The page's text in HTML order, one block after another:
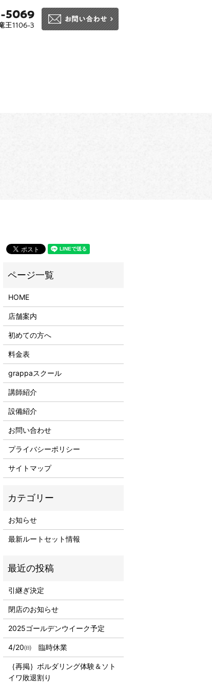
HOME
店舗案内
初めての方へ
料金表
grappaスクール
講師紹介
設備紹介
お問い合わせ
プライバシーポリシー
サイトマップ
お知らせ
最新ルートセット情報
引継ぎ決定
閉店のお知らせ
2025ゴールデンウイーク予定
4/20㈰ 臨時休業
｛再掲｝ボルダリング体験＆ソト
イワ敗退割り